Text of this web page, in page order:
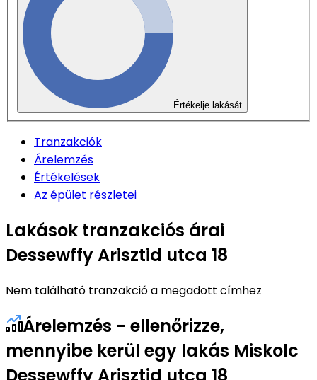
Értékelje lakását
Tranzakciók
Árelemzés
Értékelések
Az épület részletei
Lakások tranzakciós árai
Dessewffy Arisztid utca 18
Nem található tranzakció a megadott címhez
Árelemzés - ellenőrizze,
mennyibe kerül egy lakás Miskolc
Dessewffy Arisztid utca 18